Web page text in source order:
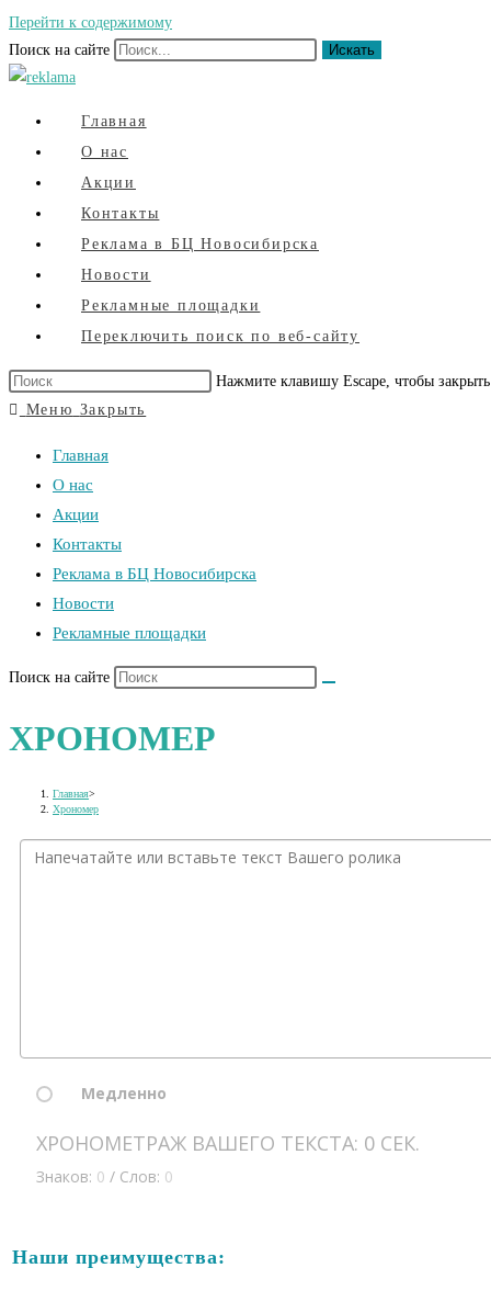
Перейти к содержимому
Поиск на сайте
Искать
Главная
О нас
Акции
Контакты
Реклама в БЦ Новосибирска
Новости
Рекламные площадки
Переключить поиск по веб-сайту
Нажмите клавишу Escape, чтобы
Меню Закрыть
Главная
О нас
Акции
Контакты
Реклама в БЦ Новосибирска
Новости
Рекламные площадки
Поиск на сайте
ХРОНОМЕР
Главная>
Хрономер
Наши преимущества: